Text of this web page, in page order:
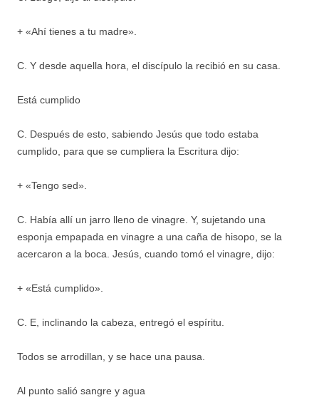
+ «Ahí tienes a tu madre».
C. Y desde aquella hora, el discípulo la recibió en su casa.
Está cumplido
C. Después de esto, sabiendo Jesús que todo estaba
cumplido, para que se cumpliera la Escritura dijo:
+ «Tengo sed».
C. Había allí un jarro lleno de vinagre. Y, sujetando una
esponja empapada en vinagre a una caña de hisopo, se la
acercaron a la boca. Jesús, cuando tomó el vinagre, dijo:
+ «Está cumplido».
C. E, inclinando la cabeza, entregó el espíritu.
Todos se arrodillan, y se hace una pausa.
Al punto salió sangre y agua